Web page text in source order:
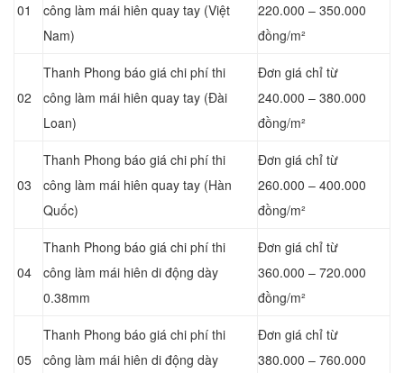
01
công làm mái hiên quay tay (Việt
Nam)
220.000 – 350.000
đồng/m²
02
Thanh Phong báo giá chi phí thi
công làm mái hiên quay tay (Đài
Loan)
Đơn giá chỉ từ
240.000 – 380.000
đồng/m²
03
Thanh Phong báo giá chi phí thi
công làm mái hiên quay tay (Hàn
Quốc)
Đơn giá chỉ từ
260.000 – 400.000
đồng/m²
04
Thanh Phong báo giá chi phí thi
công làm mái hiên di động dày
0.38mm
Đơn giá chỉ từ
360.000 – 720.000
đồng/m²
05
Thanh Phong báo giá chi phí thi
công làm mái hiên di động dày
Đơn giá chỉ từ
380.000 – 760.000